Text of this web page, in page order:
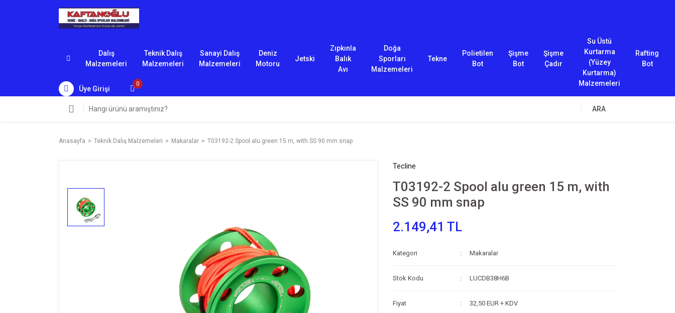
Dalış
Malzemeleri
Teknik Dalış
Malzemeleri
Sanayi Dalış
Malzemeleri
Deniz
Motoru
Jetski
Zıpkınla
Balık
Avı
Doğa
Sporları
Malzemeleri
Tekne
Polietilen
Bot
Şişme
Bot
Şişme
Çadır
Su Üstü
Kurtarma
(Yüzey
Kurtarma)
Malzemeleri
Rafting
Bot
Üye Girişi
0
ARA
Anasayfa Teknik Dalış Malzemeleri Makaralar T03192-2 Spool alu green 15 m, with SS 90 mm snap
Tecline
T03192-2 Spool alu green 15 m, with
SS 90 mm snap
2.149,41 TL
Kategori Makaralar
Stok Kodu LUCDB38H6B
Fiyat 32,50 EUR + KDV